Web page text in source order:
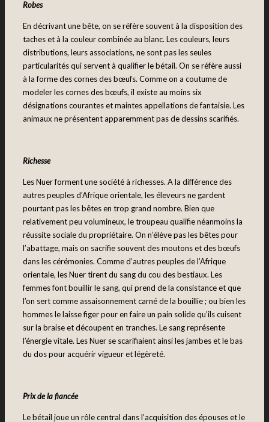
Robes
En décrivant une bête, on se réfère souvent à la disposition des
taches et à la couleur combinée au blanc. Les couleurs, leurs
distributions, leurs associations, ne sont pas les seules
particularités qui servent à qualifier le bétail. On se réfère aussi
à la forme des cornes des bœufs. Comme on a coutume de
modeler les cornes des bœufs, il existe au moins six
désignations courantes et maintes appellations de fantaisie. Les
animaux ne présentent apparemment pas de dessins scarifiés.
Richesse
Les Nuer forment une société à richesses. A la différence des
autres peuples d’Afrique orientale, les éleveurs ne gardent
pourtant pas les bêtes en trop grand nombre. Bien que
relativement peu volumineux, le troupeau qualifie néanmoins la
réussite sociale du propriétaire. On n’élève pas les bêtes pour
l’abattage, mais on sacrifie souvent des moutons et des bœufs
dans les cérémonies. Comme d’autres peuples de l’Afrique
orientale, les Nuer tirent du sang du cou des bestiaux. Les
femmes font bouillir le sang, qui prend de la consistance et que
l’on sert comme assaisonnement carné de la bouillie ; ou bien les
hommes le laisse figer pour en faire un pain solide qu’ils cuisent
sur la braise et découpent en tranches. Le sang représente
l’énergie vitale. Les Nuer se scarifiaient ainsi les jambes et le bas
du dos pour acquérir vigueur et légèreté.
Prix de la fiancée
Le bétail joue un rôle central dans l’acquisition des épouses et le